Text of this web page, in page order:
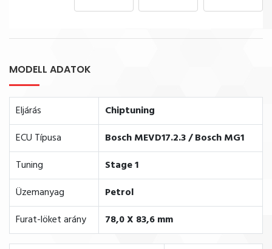
MODELL ADATOK
Eljárás
Chiptuning
ECU Típusa
Bosch MEVD17.2.3 / Bosch MG1
Tuning
Stage 1
Üzemanyag
Petrol
Furat-löket arány
78,0 X 83,6 mm